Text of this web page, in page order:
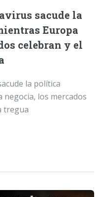
sacude la
Europa
celebran y el
la política
los mercados
tregua